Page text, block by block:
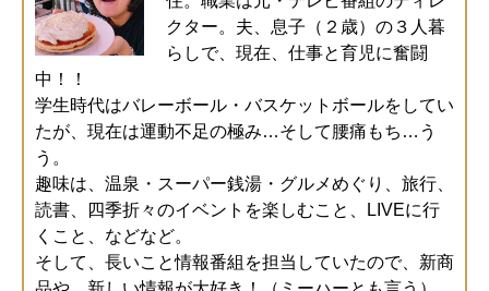
クター。夫、息子（２歳）の３人暮
らしで、現在、仕事と育児に奮闘
中！！
学生時代はバレーボール・バスケットボールをしてい
たが、現在は運動不足の極み…そして腰痛もち…う
う。
趣味は、温泉・スーパー銭湯・グルメめぐり、旅行、
読書、四季折々のイベントを楽しむこと、LIVEに行
くこと、などなど。
そして、長いこと情報番組を担当していたので、新商